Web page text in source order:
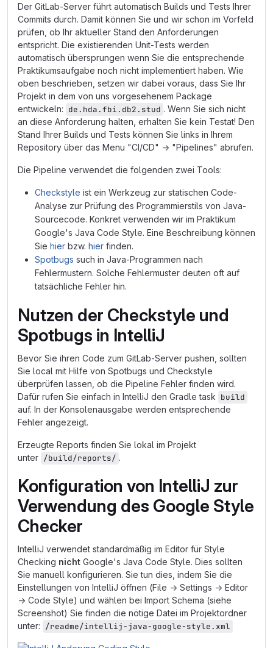
Der GitLab-Server führt automatisch Builds und Tests Ihrer
Commits durch. Damit können Sie und wir schon im Vorfeld
prüfen, ob Ihr aktueller Stand den Anforderungen
entspricht. Die existierenden Unit-Tests werden
automatisch übersprungen wenn Sie die entsprechende
Praktikumsaufgabe noch nicht implementiert haben. Wie
oben beschrieben, setzen wir dabei voraus, dass Sie Ihr
Projekt in dem von uns vorgesehenem Package
entwickeln: de.hda.fbi.db2.stud . Wenn Sie sich nicht
an diese Anforderung halten, erhalten Sie kein Testat! Den
Stand Ihrer Builds und Tests können Sie links in Ihrem
Repository über das Menu "CI/CD" → "Pipelines" abrufen.
Die Pipeline verwendet die folgenden zwei Tools:
Checkstyle ist ein Werkzeug zur statischen Code-
Analyse zur Prüfung des Programmierstils von Java-
Sourcecode. Konkret verwenden wir im Praktikum
Google's Java Code Style. Eine Beschreibung können
Sie hier bzw. hier finden.
Spotbugs such in Java-Programmen nach
Fehlermustern. Solche Fehlermuster deuten oft auf
tatsächliche Fehler hin.
Nutzen der Checkstyle und
Spotbugs in IntelliJ
Bevor Sie ihren Code zum GitLab-Server pushen, sollten
Sie local mit Hilfe von Spotbugs und Checkstyle
überprüfen lassen, ob die Pipeline Fehler finden wird.
Dafür rufen Sie einfach in IntelliJ den Gradle task build
auf. In der Konsolenausgabe werden entsprechende
Fehler angezeigt.
Erzeugte Reports finden Sie lokal im Projekt
unter /build/reports/ .
Konfiguration von IntelliJ zur
Verwendung des Google Style
Checker
IntelliJ verwendet standardmäßig im Editor für Style
Checking nicht Google's Java Code Style. Dies sollten
Sie manuell konfigurieren. Sie tun dies, indem Sie die
Einstellungen von IntelliJ öffnen (File → Settings → Editor
→ Code Style) und wählen bei Import Schema (siehe
Screenshot) Sie finden die nötige Datei im Projektordner
unter: /readme/intellij-java-google-style.xml